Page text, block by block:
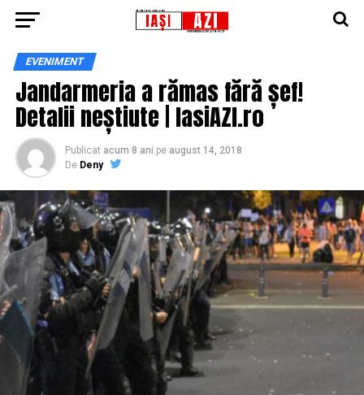
EVENIMENT
Jandarmeria a rămas fără șef!
Detalii neștiute | IasiAZI.ro
Publicat acum 8 ani pe august 14, 2018
De Deny